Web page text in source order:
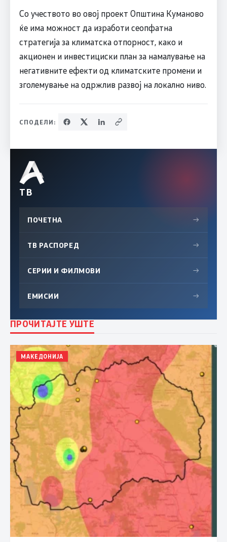
Со учеството во овој проект Општина Куманово
ќе има можност да изработи сеопфатна
стратегија за климатска отпорност, како и
акционен и инвестициски план за намалување на
негативните ефекти од климатските промени и
зголемување на одржлив развој на локално ниво.
СПОДЕЛИ:
ТВ
ПОЧЕТНА →
ТВ РАСПОРЕД →
СЕРИИ И ФИЛМОВИ →
ЕМИСИИ →
ПРОЧИТАЈТЕ УШТЕ
МАКЕДОНИЈА